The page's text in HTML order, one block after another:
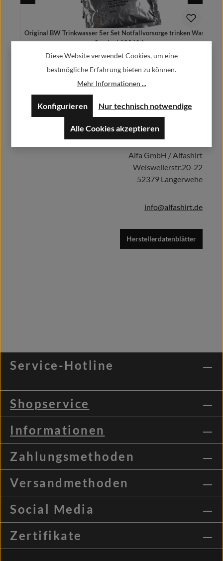
Original BW Trinkwasser 5er Set Notfallvorsorge trinken Wasser
Survival #23684
Regulärer Preis:
5,90 €
Preise inkl. MwSt. zzgl. Versandkosten
In den WarenkorbHerstellerinformationen:
Alfa GmbH / Alfashirt
Weisweilerstr.20-22
52379 Langerwehe
info@alfashirt.de
Herstellerdatenblätter
Service-Hotline
Shopservice
Informationen
Zahlungsmethoden
Versandmethoden
Social Media
Zertifikate
Diese Website verwendet Cookies, um eine
bestmögliche Erfahrung bieten zu können.
Mehr Informationen ...
Nur technisch notwendige
Konfigurieren
Alle Cookies akzeptieren